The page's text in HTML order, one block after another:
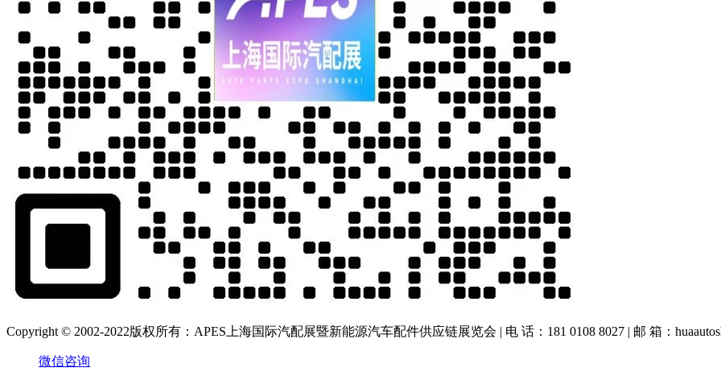
Copyright © 2002-2022版权所有：APES上海国际汽配展暨新能源汽车配件供应链展览会 | 电 话：181 0108 8027 | 邮 箱：
微信咨询